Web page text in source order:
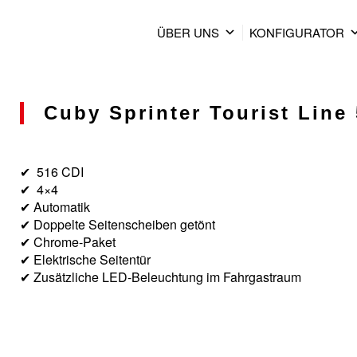
ÜBER UNS KONFIGURATOR
Cuby Sprinter Tourist Line
✔ 516 CDI
✔ 4×4
✔ Automatik
✔ Doppelte Seitenscheiben getönt
✔ Chrome-Paket
✔ Elektrische Seitentür
✔ Zusätzliche LED-Beleuchtung im Fahrgastraum